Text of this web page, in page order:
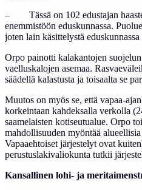
– Tässä on 102 edustajan
enemmistöön eduskunnassa.
joten lain käsittelystä eduskunnassa
Orpo painotti kalakantojen
vaelluskalojen asemaa.
säädellä kalastusta ja toisaalta se
Muutos on myös se, että vapaa-
korkeintaan kahdeksalla verkolla
saamelaisten kotiseutualue. Orpo
mahdollisuuden myöntää
Vapaaehtoiset järjestelyt ovat
perustuslakivaliokunta tutkii
Kansallinen lohi- ja